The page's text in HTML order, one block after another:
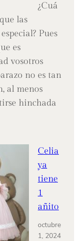
¿Cuá
las
Pues
es
vosotros
no es tan
al menos
hinchada
Celia
ya
tiene
1
añito
octubre
1, 2024